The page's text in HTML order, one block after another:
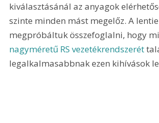
kiválasztásánál az anyagok
szinte minden mást megelőz. A
megpróbáltuk összefoglalni, hogy
nagyméretű RS vezetékrendszerét
legalkalmasabbnak ezen kihívások